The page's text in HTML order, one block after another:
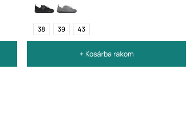
38 39 43
+ Kosárba rakom